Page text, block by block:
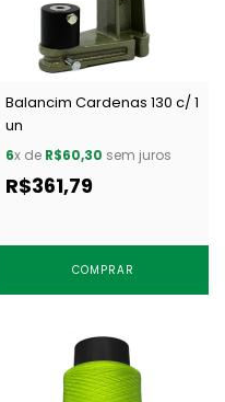
Balancim Cardenas 130 c/ 1
un
6x de R$60,30 sem juros
R$361,79
COMPRAR